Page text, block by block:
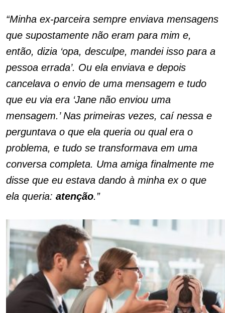
“Minha ex-parceira sempre enviava mensagens
que supostamente não eram para mim e,
então, dizia ‘opa, desculpe, mandei isso para a
pessoa errada’. Ou ela enviava e depois
cancelava o envio de uma mensagem e tudo
que eu via era ‘Jane não enviou uma
mensagem.’ Nas primeiras vezes, caí nessa e
perguntava o que ela queria ou qual era o
problema, e tudo se transformava em uma
conversa completa. Uma amiga finalmente me
disse que eu estava dando à minha ex o que
ela queria: atenção.”